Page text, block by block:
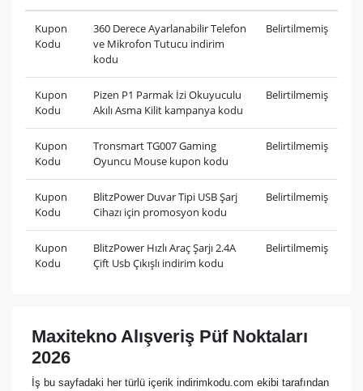
Kupon
Kodu
360 Derece Ayarlanabilir Telefon
ve Mikrofon Tutucu indirim
kodu
Belirtilmemiş
Kupon
Kodu
Pizen P1 Parmak İzi Okuyuculu
Akılı Asma Kilit kampanya kodu
Belirtilmemiş
Kupon
Kodu
Tronsmart TG007 Gaming
Oyuncu Mouse kupon kodu
Belirtilmemiş
Kupon
Kodu
BlitzPower Duvar Tipi USB Şarj
Cihazı için promosyon kodu
Belirtilmemiş
Kupon
Kodu
BlitzPower Hızlı Araç Şarjı 2.4A
Çift Usb Çıkışlı indirim kodu
Belirtilmemiş
Maxitekno Alışveriş Püf Noktaları
2026
İş bu sayfadaki her türlü içerik indirimkodu.com ekibi tarafından